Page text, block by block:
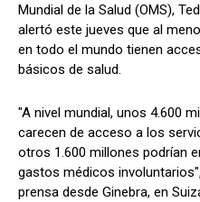
Mundial de la Salud (OMS),
alertó este jueves que al
en todo el mundo tienen
básicos de salud.
"A nivel mundial, unos 4.600
carecen de acceso a los
otros 1.600 millones podrían
gastos médicos
prensa desde Ginebra, en